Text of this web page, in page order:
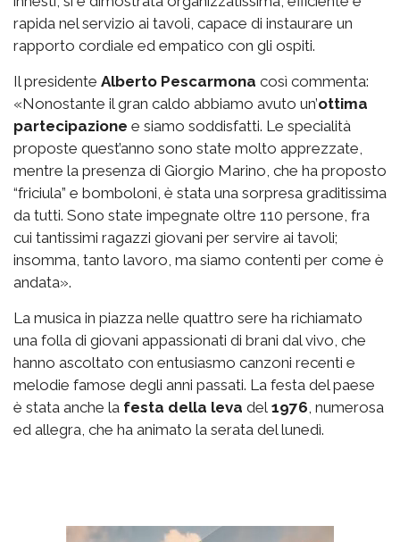
rapida nel servizio ai tavoli, capace di instaurare un
rapporto cordiale ed empatico con gli ospiti.
Il presidente Alberto Pescarmona così commenta:
«Nonostante il gran caldo abbiamo avuto un’ottima
partecipazione e siamo soddisfatti. Le specialità
proposte quest’anno sono state molto apprezzate,
mentre la presenza di Giorgio Marino, che ha proposto
“friciula” e bomboloni, è stata una sorpresa graditissima
da tutti. Sono state impegnate oltre 110 persone, fra
cui tantissimi ragazzi giovani per servire ai tavoli;
insomma, tanto lavoro, ma siamo contenti per come è
andata».
La musica in piazza nelle quattro sere ha richiamato
una folla di giovani appassionati di brani dal vivo, che
hanno ascoltato con entusiasmo canzoni recenti e
melodie famose degli anni passati. La festa del paese
è stata anche la festa della leva del 1976 , numerosa
ed allegra, che ha animato la serata del lunedì.